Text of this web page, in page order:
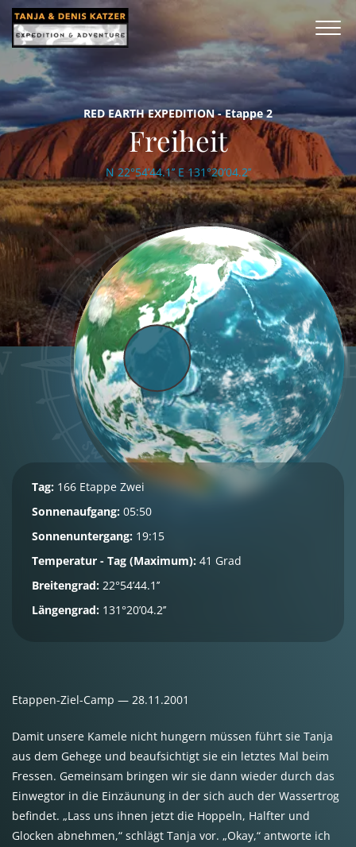
RED EARTH EXPEDITION - Etappe 2
Freiheit
N 22°54’44.1’’ E 131°20’04.2’’
Tag: 166 Etappe Zwei
Sonnenaufgang: 05:50
Sonnenuntergang: 19:15
Temperatur - Tag (Maximum): 41 Grad
Breitengrad: 22°54’44.1’’
Längengrad: 131°20’04.2’’
Etappen-Ziel-Camp — 28.11.2001
Damit unsere Kamele nicht hungern müssen führt sie Tanja
aus dem Gehege und beaufsichtigt sie ein letztes Mal beim
Fressen. Gemeinsam bringen wir sie dann wieder durch das
Einwegtor in die Einzäunung in der sich auch der Wassertrog
befindet. „Lass uns ihnen jetzt die Hoppeln, Halfter und
Glocken abnehmen,“ schlägt Tanja vor. „Okay,“ antworte ich